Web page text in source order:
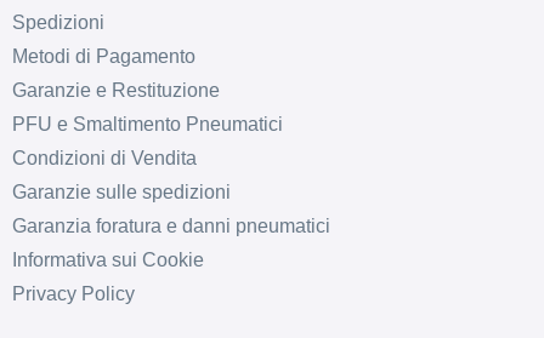
Spedizioni
Metodi di Pagamento
Garanzie e Restituzione
PFU e Smaltimento Pneumatici
Condizioni di Vendita
Garanzie sulle spedizioni
Garanzia foratura e danni pneumatici
Informativa sui Cookie
Privacy Policy